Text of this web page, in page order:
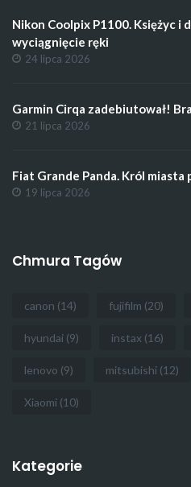
Nikon Coolpix P1100. Księżyc i
wyciągnięcie ręki
24 lipca 2026
Garmin Cirqa zadebiutował!
21 lipca 2026
Fiat Grande Panda. Król miasta
19 lipca 2026
Chmura Tagów
canon (14) fujifilm (20)
hyundai (9) instax (16)
lenovo (9) mitsubishi (12)
Xiaomi (10)
Kategorie